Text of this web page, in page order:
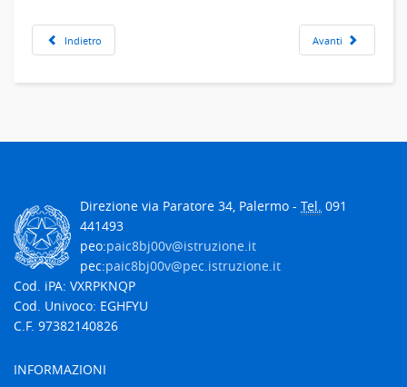
Indietro Avanti
Direzione via Paratore 34, Palermo - Tel. 091
441493
peo:paic8bj00v@istruzione.it
pec:paic8bj00v@pec.istruzione.it
Cod. iPA: VXRPKNQP
Cod. Univoco: EGHFYU
C.F. 97382140826
INFORMAZIONI